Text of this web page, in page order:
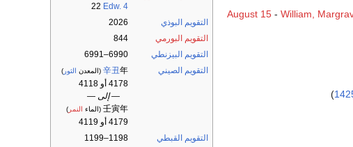
22 Edw. 4
التقويم البوذي
2026
التقويم البورمي
844
التقويم البيزنطي
6990–6991
التقويم الصيني
辛丑年 (المعدن الثور )
4178 أو 4118
— إلى —
壬寅年 (الماء النمر )
4179 أو 4119
التقويم القبطي
1198–1199
August 15- William,
)